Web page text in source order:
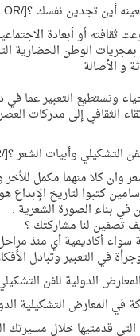
ثقافته أو أبعادة
الوطن الحضارية
و الأصالة
ونستطيع التعبير عما
الثقافي إلى مدركات
وان كلا منهما مكمل
كتبوا لتاريخ
في بناء الصورة الشعرية .
تصفين لنا مشاركتك ؟
أكاديمية أي منذ
التعبير وتبادل الأفكار
في المعارض التشكيلية